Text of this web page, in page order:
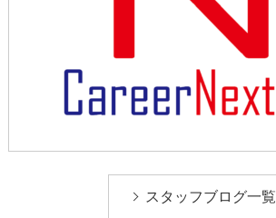
スタッフブログ一覧